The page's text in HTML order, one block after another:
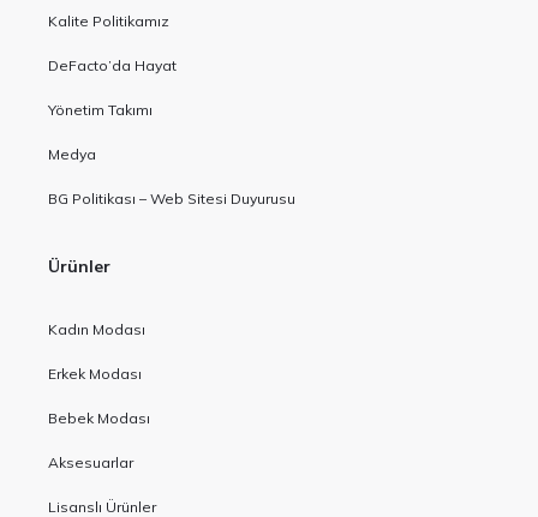
Kalite Politikamız
DeFacto’da Hayat
Yönetim Takımı
Medya
BG Politikası – Web Sitesi Duyurusu
Ürünler
Kadın Modası
Erkek Modası
Bebek Modası
Aksesuarlar
Lisanslı Ürünler